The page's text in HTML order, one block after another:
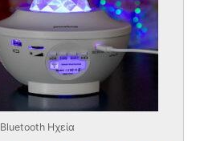
Bluetooth Ηχεία